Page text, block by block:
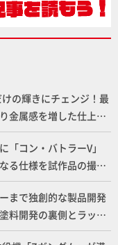
けの輝きにチェンジ！最
金属感を増した仕上が
「コン・バトラーV」
る仕様を試作品の撮り
人17」＆「ワンエイ
合金の魂】
まで独創的な製品開発
料開発の裏側とラッカ
ュー！